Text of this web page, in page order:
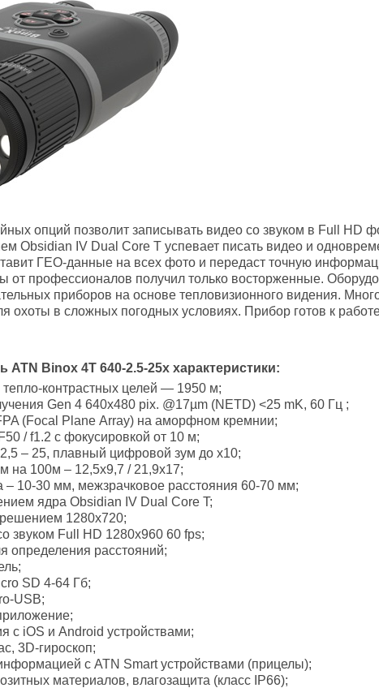
опций позволит записывать видео со звуком в Full HD
Obsidian IV Dual Core T успевает писать видео и
ГЕО-данные на всех фото и передаст точную
от профессионалов получил только восторженные.
приборов на основе тепловизионного видения.
охоты в сложных погодных условиях. Прибор готов к
Binox 4T 640-2.5-25x характеристики:
контрастных целей — 1950 м;
Gen 4 640х480 pix. @17µm (NETD) <25 mK, 60 Гц ;
(Focal Planе Array) на аморфном кремнии;
/ f1.2 с фокусировкой от 10 м;
– 25, плавный цифровой зум до х10;
на 100м – 12,5х9,7 / 21,9х17;
– 10-30 мм, межзрачковое расстояния 60-70 мм;
ядра Obsidian IV Dual Core T;
1280x720;
звуком Full HD 1280x960 60 fps;
определения расстояний;
SD 4-64 Гб;
USB;
с iOS и Android устройствами;
3D-гироскоп;
с ATN Smart устройствами (прицелы);
материалов, влагозащита (класс IP66);